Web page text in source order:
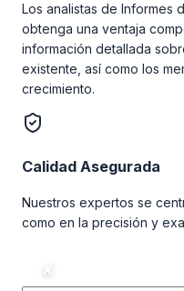
Los analistas de Informes
obtenga una ventaja
información detallada
existente, así como los
crecimiento.
Calidad Asegurada
Nuestros expertos se
como en la precisión y